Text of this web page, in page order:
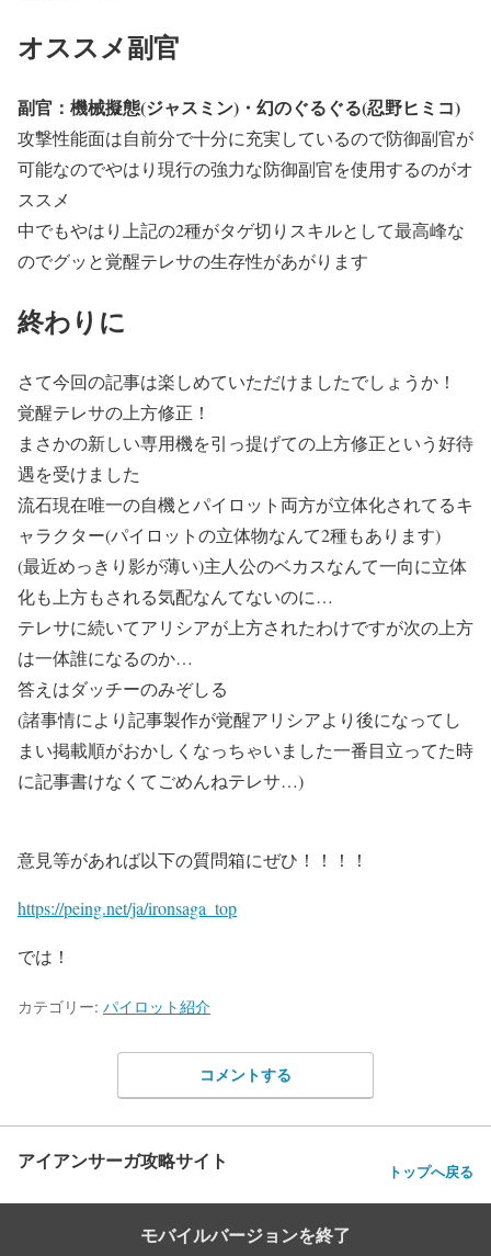
オススメ副官
副官：機械擬態(ジャスミン)・幻のぐるぐる(忍野ヒミコ)
攻撃性能面は自前分で十分に充実しているので防御副官が
可能なのでやはり現行の強力な防御副官を使用するのがオ
ススメ
中でもやはり上記の2種がタゲ切りスキルとして最高峰な
のでグッと覚醒テレサの生存性があがります
終わりに
さて今回の記事は楽しめていただけましたでしょうか！
覚醒テレサの上方修正！
まさかの新しい専用機を引っ提げての上方修正という好待
遇を受けました
流石現在唯一の自機とパイロット両方が立体化されてるキ
ャラクター(パイロットの立体物なんて2種もあります)
(最近めっきり影が薄い)主人公のベカスなんて一向に立体
化も上方もされる気配なんてないのに…
テレサに続いてアリシアが上方されたわけですが次の上方
は一体誰になるのか…
答えはダッチーのみぞしる
(諸事情により記事製作が覚醒アリシアより後になってし
まい掲載順がおかしくなっちゃいました一番目立ってた時
に記事書けなくてごめんねテレサ…)
意見等があれば以下の質問箱にぜひ！！！！
https://peing.net/ja/ironsaga_top
では！
カテゴリー: パイロット紹介
コメントする
アイアンサーガ攻略サイト トップへ戻る
モバイルバージョンを終了